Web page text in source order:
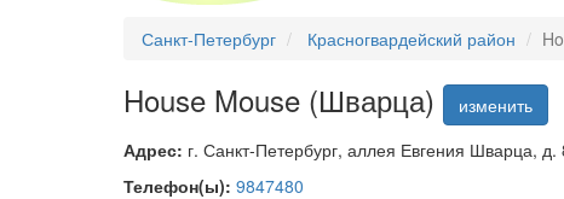
Санкт-Петербург
Красногвардейский район
House Mouse (Шварца)
изменить
Адрес: г. Санкт-Петербург, аллея Евгения Шварца, д.
Телефон(ы): 9847480